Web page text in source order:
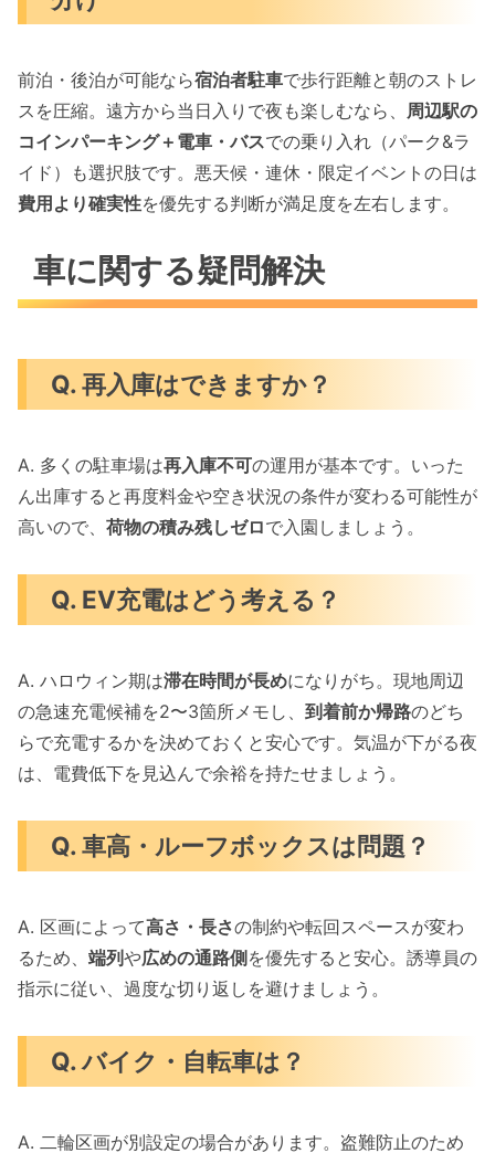
前泊・後泊が可能なら宿泊者駐車で歩行距離と朝のストレ
スを圧縮。遠方から当日入りで夜も楽しむなら、 周辺駅の
コインパーキング＋電車・バスでの乗り入れ（パーク&ラ
イド）も選択肢です。悪天候・連休・限定イベントの日は
費用より確実性を優先する判断が満足度を左右します。
車に関する疑問解決
Q. 再入庫はできますか？
A. 多くの駐車場は再入庫不可の運用が基本です。いった
ん出庫すると再度料金や空き状況の条件が変わる可能性が
高いので、 荷物の積み残しゼロで入園しましょう。
Q. EV充電はどう考える？
A. ハロウィン期は滞在時間が長めになりがち。現地周辺
の急速充電候補を2〜3箇所メモし、 到着前か帰路のどち
らで充電するかを決めておくと安心です。気温が下がる夜
は、電費低下を見込んで余裕を持たせましょう。
Q. 車高・ルーフボックスは問題？
A. 区画によって高さ・長さの制約や転回スペースが変わ
るため、 端列や広めの通路側 を優先すると安心。誘導員の
指示に従い、過度な切り返しを避けましょう。
Q. バイク・自転車は？
A. 二輪区画が別設定の場合があります。盗難防止のため